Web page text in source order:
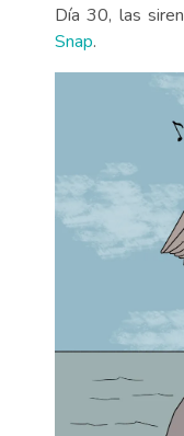
Día 30, las
Snap.